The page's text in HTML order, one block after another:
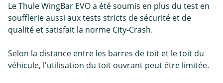
Le Thule WingBar EVO a été soumis en plus du test en
soufflerie aussi aux tests stricts de sécurité et de
qualité et satisfait la norme City-Crash.
Selon la distance entre les barres de toit et le toit du
véhicule, l'utilisation du toit ouvrant peut être limitée.